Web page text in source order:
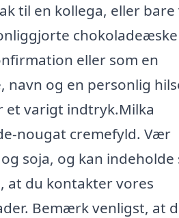
til en kollega, eller bare
eller som en
og en personlig
et varigt indtryk.Milka
nougat cremefyld. Vær
soja, og kan indeholde
at du kontakter vores
Bemærk venligst, at